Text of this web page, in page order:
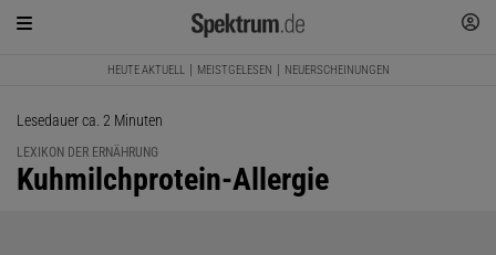
HEUTE AKTUELL MEISTGELESEN NEUERSCHEINUNGEN
Lesedauer ca. 2 Minuten
LEXIKON DER ERNÄHRUNG
:
Kuhmilchprotein-Allergie